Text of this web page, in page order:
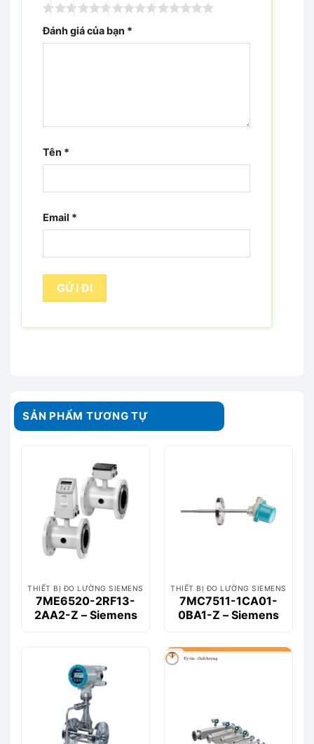
Đánh giá của bạn *
Tên *
Email *
SẢN PHẨM TƯƠNG TỰ
THIẾT BỊ ĐO LƯỜNG SIEMENS
7ME6520-2RF13-
2AA2-Z – Siemens
THIẾT BỊ ĐO LƯỜNG SIEMENS
7MC7511-1CA01-
0BA1-Z – Siemens